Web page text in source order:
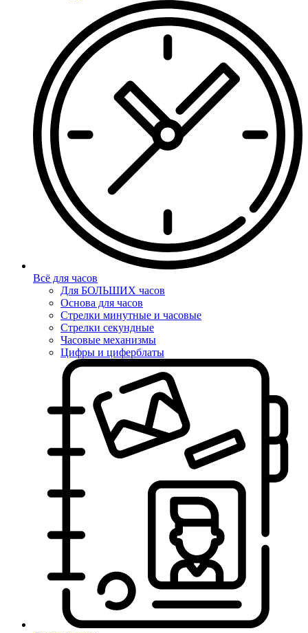
Всё для часов
Для БОЛЬШИХ часов
Основа для часов
Стрелки минутные и часовые
Стрелки секундные
Часовые механизмы
Цифры и циферблаты